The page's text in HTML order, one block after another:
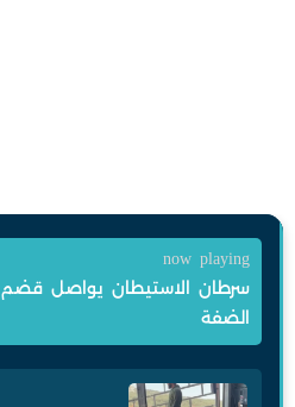
now playing
سرطان الاستيطان يواصل قضم
الضفة